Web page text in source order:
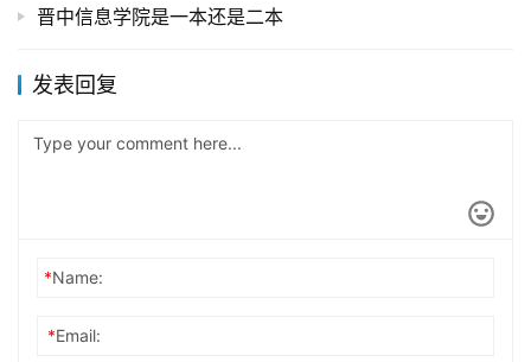
晋中信息学院是一本还是二本
发表回复
*Name:
*Email: